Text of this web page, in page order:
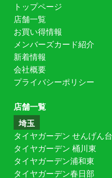
トップページ
店舗一覧
お買い得情報
メンバーズカード紹介
新着情報
会社概要
プライバシーポリシー
店舗一覧
埼玉
タイヤガーデン せんげん台
タイヤガーデン 桶川東
タイヤガーデン浦和東
タイヤガーデン春日部